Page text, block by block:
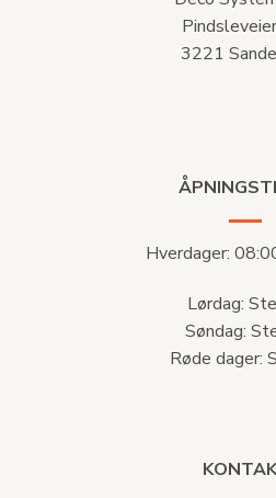
3221
Hverdager:
Lørdag:
Søndag:
Røde dager: